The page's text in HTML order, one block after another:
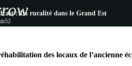
: La ruralité dans le Grand Est
des locaux de l’ancienne